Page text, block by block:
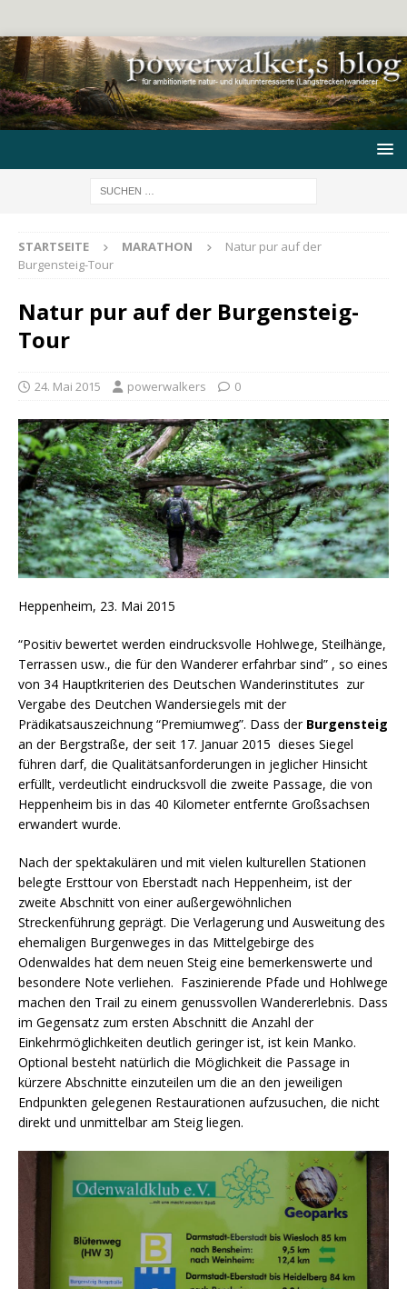
STARTSEITE MARATHON
Natur pur auf der
Burgensteig-Tour
Natur pur auf der Burgensteig-
Tour
24. Mai 2015 powerwalkers 0
Heppenheim, 23. Mai 2015
“Positiv bewertet werden eindrucksvolle Hohlwege, Steilhänge,
Terrassen usw., die für den Wanderer erfahrbar sind” , so eines
von 34 Hauptkriterien des Deutschen Wanderinstitutes zur
Vergabe des Deutchen Wandersiegels mit der
Prädikatsauszeichnung “Premiumweg”. Dass der Burgensteig
an der Bergstraße, der seit 17. Januar 2015 dieses Siegel
führen darf, die Qualitätsanforderungen in jeglicher Hinsicht
erfüllt, verdeutlicht eindrucksvoll die zweite Passage, die von
Heppenheim bis in das 40 Kilometer entfernte Großsachsen
erwandert wurde.
Nach der spektakulären und mit vielen kulturellen Stationen
belegte Ersttour von Eberstadt nach Heppenheim, ist der
zweite Abschnitt von einer außergewöhnlichen
Streckenführung geprägt. Die Verlagerung und Ausweitung des
ehemaligen Burgenweges in das Mittelgebirge des
Odenwaldes hat dem neuen Steig eine bemerkenswerte und
besondere Note verliehen. Faszinierende Pfade und Hohlwege
machen den Trail zu einem genussvollen Wandererlebnis. Dass
im Gegensatz zum ersten Abschnitt die Anzahl der
Einkehrmöglichkeiten deutlich geringer ist, ist kein Manko.
Optional besteht natürlich die Möglichkeit die Passage in
kürzere Abschnitte einzuteilen um die an den jeweiligen
Endpunkten gelegenen Restaurationen aufzusuchen, die nicht
direkt und unmittelbar am Steig liegen.